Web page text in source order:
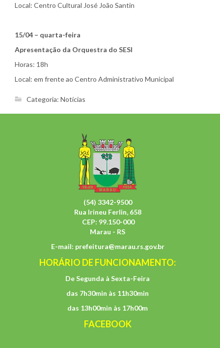
Local: Centro Cultural José João Santin
15/04 – quarta-feira
Apresentação da Orquestra do SESI
Horas: 18h
Local: em frente ao Centro Administrativo Municipal
Categoria: Notícias
(54) 3342-9500
Rua Irineu Ferlin, 658
CEP: 99.150-000
Marau - RS
E-mail: prefeitura@marau.rs.gov.br
HORÁRIO DE FUNCIONAMENTO:
De Segunda à Sexta-Feira
das 7h30min às 11h30min
das 13h00min às 17h00m
FACEBOOK